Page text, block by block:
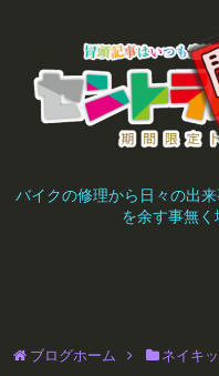
バイクの修理から日々の出
を余す事無く
ブログホーム ネイキ